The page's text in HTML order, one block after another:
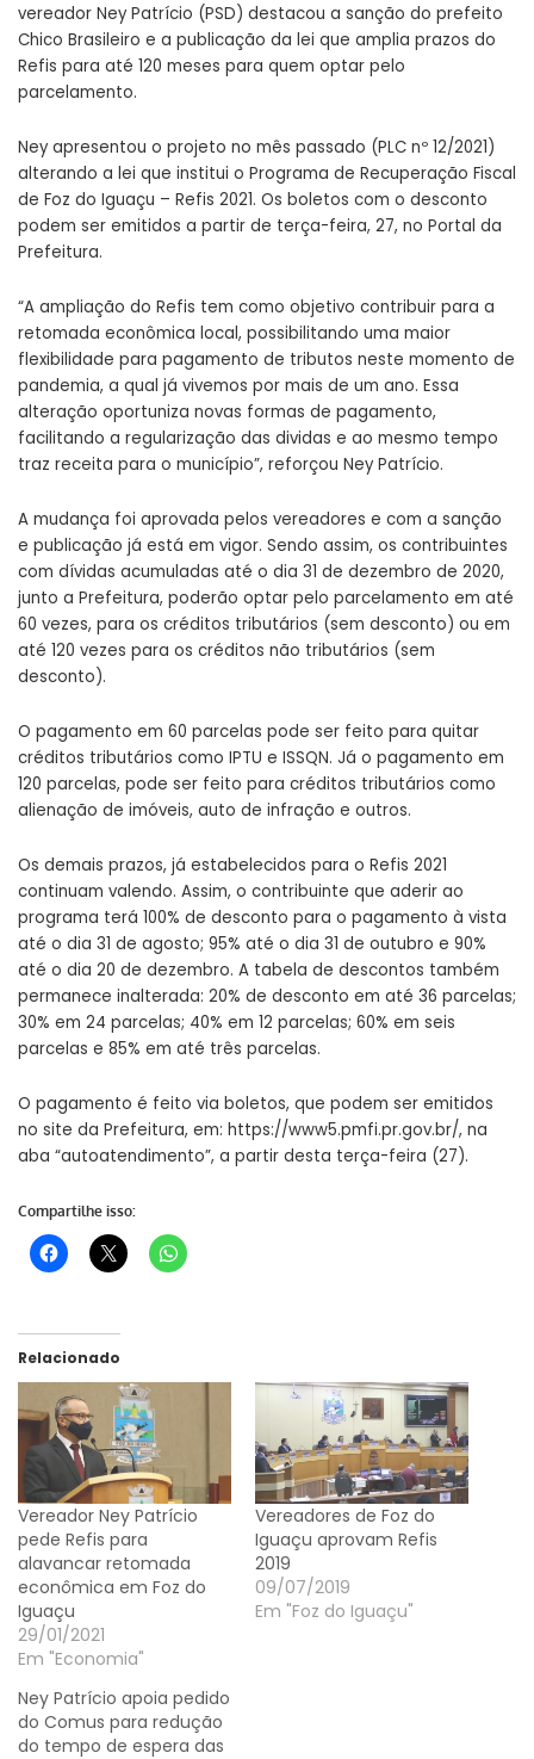
vereador Ney Patrício (PSD) destacou a sanção do prefeito
Chico Brasileiro e a publicação da lei que amplia prazos do
Refis para até 120 meses para quem optar pelo
parcelamento.
Ney apresentou o projeto no mês passado (PLC nº 12/2021)
alterando a lei que institui o Programa de Recuperação Fiscal
de Foz do Iguaçu – Refis 2021. Os boletos com o desconto
podem ser emitidos a partir de terça-feira, 27, no Portal da
Prefeitura.
“A ampliação do Refis tem como objetivo contribuir para a
retomada econômica local, possibilitando uma maior
flexibilidade para pagamento de tributos neste momento de
pandemia, a qual já vivemos por mais de um ano. Essa
alteração oportuniza novas formas de pagamento,
facilitando a regularização das dividas e ao mesmo tempo
traz receita para o município”, reforçou Ney Patrício.
A mudança foi aprovada pelos vereadores e com a sanção
e publicação já está em vigor. Sendo assim, os contribuintes
com dívidas acumuladas até o dia 31 de dezembro de 2020,
junto a Prefeitura, poderão optar pelo parcelamento em até
60 vezes, para os créditos tributários (sem desconto) ou em
até 120 vezes para os créditos não tributários (sem
desconto).
O pagamento em 60 parcelas pode ser feito para quitar
créditos tributários como IPTU e ISSQN. Já o pagamento em
120 parcelas, pode ser feito para créditos tributários como
alienação de imóveis, auto de infração e outros.
Os demais prazos, já estabelecidos para o Refis 2021
continuam valendo. Assim, o contribuinte que aderir ao
programa terá 100% de desconto para o pagamento à vista
até o dia 31 de agosto; 95% até o dia 31 de outubro e 90%
até o dia 20 de dezembro. A tabela de descontos também
permanece inalterada: 20% de desconto em até 36 parcelas;
30% em 24 parcelas; 40% em 12 parcelas; 60% em seis
parcelas e 85% em até três parcelas.
O pagamento é feito via boletos, que podem ser emitidos
no site da Prefeitura, em: https://www5.pmfi.pr.gov.br/, na
aba “autoatendimento”, a partir desta terça-feira (27).
Compartilhe isso:
Relacionado
Vereador Ney Patrício
pede Refis para
alavancar retomada
econômica em Foz do
Iguaçu
29/01/2021
Em "Economia"
Vereadores de Foz do
Iguaçu aprovam Refis
2019
09/07/2019
Em "Foz do Iguaçu"
Ney Patrício apoia pedido
do Comus para redução
do tempo de espera das